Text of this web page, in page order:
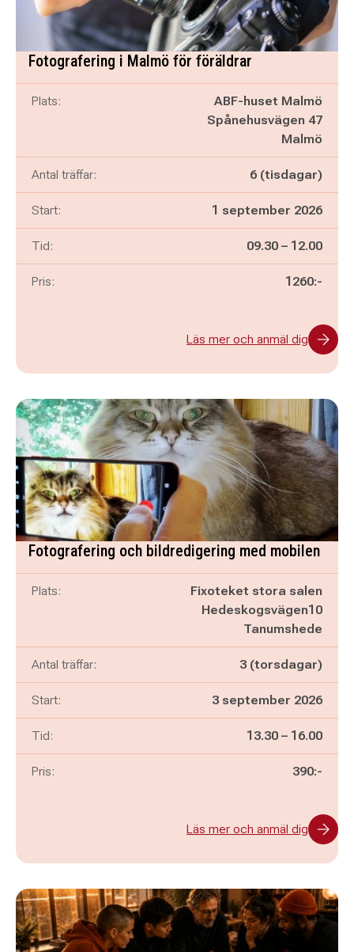
Fotografering i Malmö för föräldrar
Plats:
ABF-huset Malmö
Spånehusvägen 47
Malmö
Antal träffar: 6 (tisdagar)
Start: 1 september 2026
Tid: Pågår mellan
09.30 – och
12.00
Pris: 1260:-
Läs mer och anmäl dig
Fotografering och bildredigering med mobilen
Plats:
Fixoteket stora salen
Hedeskogsvägen10
Tanumshede
Antal träffar: 3 (torsdagar)
Start: 3 september 2026
Tid: Pågår mellan
13.30 – och
16.00
Pris: 390:-
Läs mer och anmäl dig